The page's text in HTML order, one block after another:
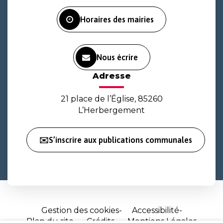
Horaires des mairies
Nous écrire
Adresse
21 place de l’Église, 85260
L’Herbergement
✉️S’inscrire aux publications communales
Gestion des cookies
Accessibilité